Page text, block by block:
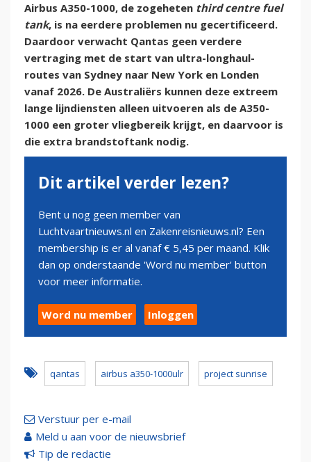
Airbus A350-1000, de zogeheten third centre fuel
tank, is na eerdere problemen nu gecertificeerd.
Daardoor verwacht Qantas geen verdere
vertraging met de start van ultra-longhaul-
routes van Sydney naar New York en Londen
vanaf 2026. De Australiërs kunnen deze extreem
lange lijndiensten alleen uitvoeren als de A350-
1000 een groter vliegbereik krijgt, en daarvoor is
die extra brandstoftank nodig.
Dit artikel verder lezen?
Bent u nog geen member van
Luchtvaartnieuws.nl en Zakenreisnieuws.nl? Een
membership is er al vanaf € 5,45 per maand. Klik
dan op onderstaande 'Word nu member' button
voor meer informatie.
Word nu member Inloggen
qantas airbus a350-1000ulr project sunrise
Verstuur per e-mail
Meld u aan voor de nieuwsbrief
Tip de redactie